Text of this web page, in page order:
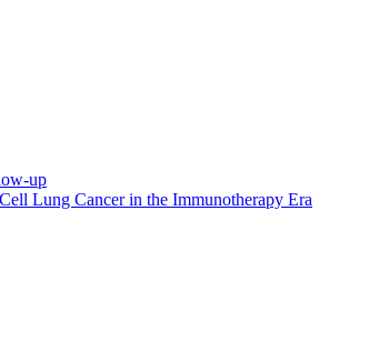
up
Lung Cancer in the Immunotherapy Era